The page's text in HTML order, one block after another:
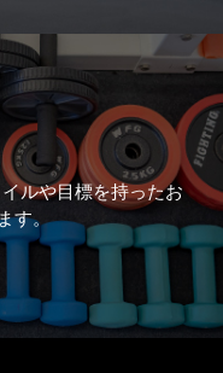
ルや目標を持ったお
す。